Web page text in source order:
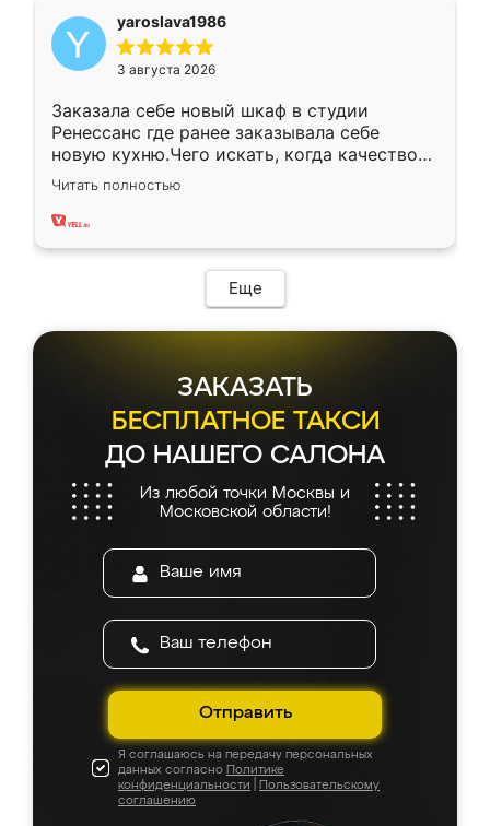
yaroslava1986
3 августа 2026
Заказала себе новый шкаф в студии
Ренессанс где ранее заказывала себе
новую кухню.Чего искать, когда качеством
вполне довольна. Служит кухня уже почти
два года, нареканий нет.
Читать полностью
Еще
ЗАКАЗАТЬ
БЕСПЛАТНОЕ ТАКСИ
ДО НАШЕГО САЛОНА
Из любой точки Москвы и
Московской области!
Отправить
Я соглашаюсь на передачу персональных
данных согласно Политике
конфиденциальности
Пользовательскому
соглашению